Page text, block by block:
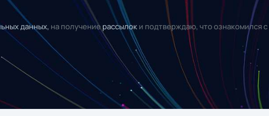
данных, на получениерассылок и подтверждаю, что ознакомился с